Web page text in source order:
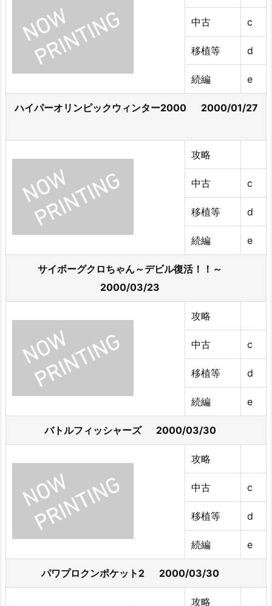
中古 c
移植等 d
続編 e
ハイパーオリンピックウィンター2000 2000/01/27
攻略
中古 c
移植等 d
続編 e
サイボーグクロちゃん～デビル復活！！～
2000/03/23
攻略
中古 c
移植等 d
続編 e
バトルフィッシャーズ 2000/03/30
攻略
中古 c
移植等 d
続編 e
パワプロクンポケット2 2000/03/30
攻略